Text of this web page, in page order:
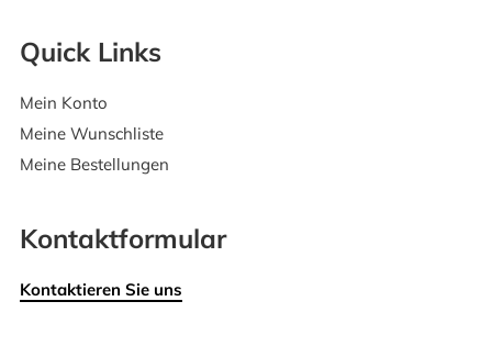
Quick Links
Mein Konto
Meine Wunschliste
Meine Bestellungen
Kontaktformular
Kontaktieren Sie uns